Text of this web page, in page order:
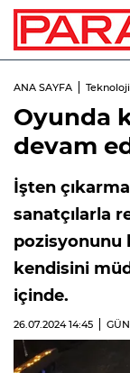
ANA SAYFA Teknoloji
Oyunda
devam
İşten
sanatçılarla
pozisyonunu
kendisini
içinde.
26.07.202414:45